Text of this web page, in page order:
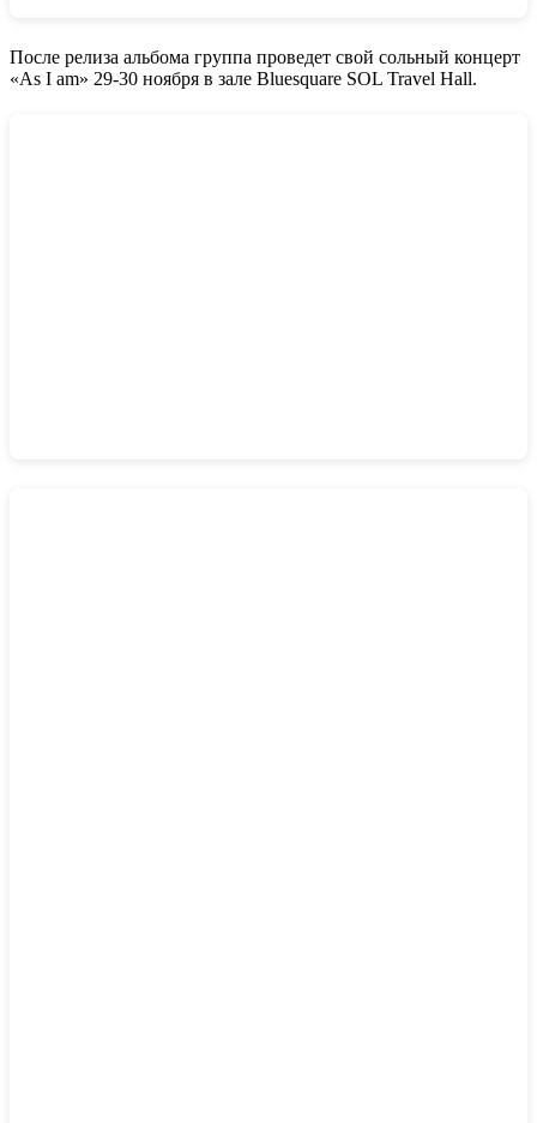
После релиза альбома группа проведет свой сольный концерт
«As I am» 29-30 ноября в зале Bluesquare SOL Travel Hall.